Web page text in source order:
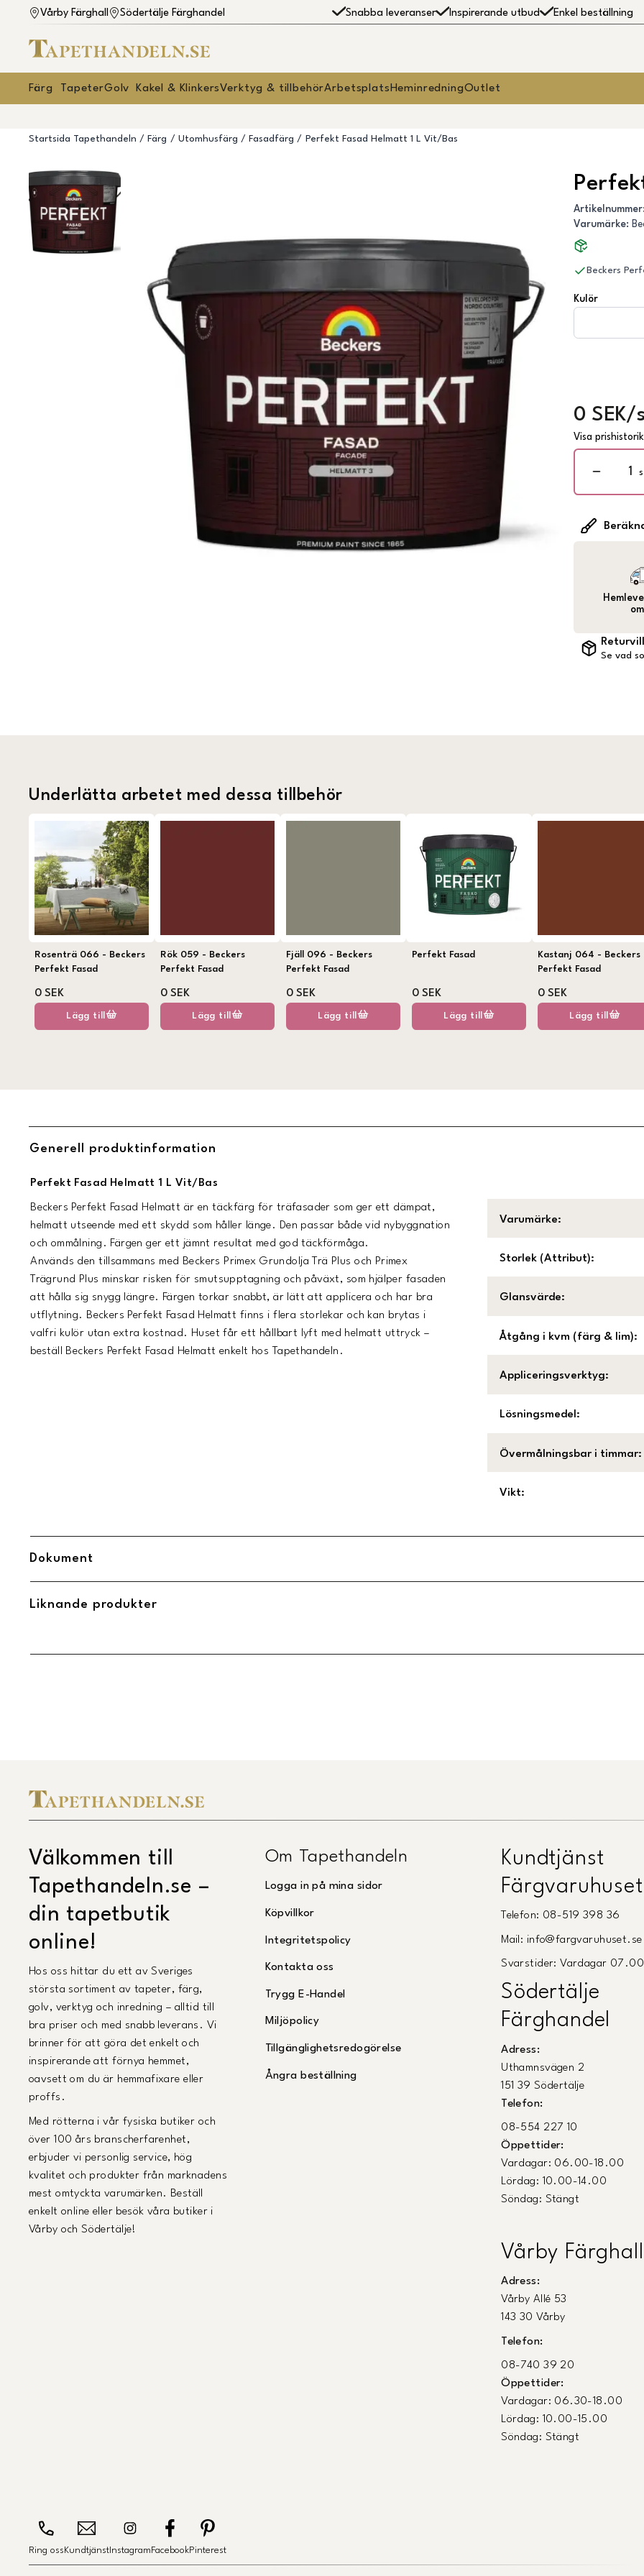
Vårby Färghall Södertälje Färghandel Snabba leveranser Inspirerande utbud Enkel beställning
Färg TapeterGolv Kakel & KlinkersVerktyg & tillbehörArbetsplats HeminredningOutlet
Startsida Tapethandeln Färg Utomhusfärg Fasadfärg Perfekt Fasad Helmatt 1 L Vit/Bas
Artikelnummer
Varumärke:
Beckers
Kulör
0 SEK/
Visa prishistorik
Se vad
Underlätta arbetet med dessa tillbehör
Rosenträ 066 - Beckers
Perfekt Fasad
0 SEK
Lägg till
Rök 059 - Beckers
Perfekt Fasad
0 SEK
Lägg till
Fjäll 096 - Beckers
Perfekt Fasad
0 SEK
Lägg till
Perfekt Fasad
0 SEK
Lägg till
Kastanj 064 - Beckers
Perfekt Fasad
0 SEK
Lägg till
Generell produktinformation
Perfekt Fasad Helmatt 1 L Vit/Bas
Beckers Perfekt Fasad Helmatt är en täckfärg för träfasader som ger ett dämpat,
helmatt utseende med ett skydd som håller länge. Den passar både vid nybyggnation
och ommålning. Färgen ger ett jämnt resultat med god täckförmåga.
Används den tillsammans med Beckers Primex Grundolja Trä Plus och Primex
Trägrund Plus minskar risken för smutsupptagning och påväxt, som hjälper fasaden
att hålla sig snygg längre. Färgen torkar snabbt, är lätt att applicera och har bra
utflytning. Beckers Perfekt Fasad Helmatt finns i flera storlekar och kan brytas i
valfri kulör utan extra kostnad. Huset får ett hållbart lyft med helmatt uttryck –
beställ Beckers Perfekt Fasad Helmatt enkelt hos Tapethandeln.
Varumärke:
Storlek (Attribut):
Glansvärde:
Åtgång i kvm (färg & lim):
Appliceringsverktyg:
Lösningsmedel:
Övermålningsbar i timmar:
Vikt:
Dokument
Liknande produkter
Välkommen till
Tapethandeln.se –
din tapetbutik
online!
Hos oss hittar du ett av Sveriges
största sortiment av tapeter, färg,
golv, verktyg och inredning – alltid till
bra priser och med snabb leverans. Vi
brinner för att göra det enkelt och
inspirerande att förnya hemmet,
oavsett om du är hemmafixare eller
proffs.
Med rötterna i vår fysiska butiker och
över 100 års branscherfarenhet,
erbjuder vi personlig service, hög
kvalitet och produkter från marknadens
mest omtyckta varumärken. Beställ
enkelt online eller besök våra butiker i
Vårby och Södertälje!
Om Tapethandeln
Logga in på mina sidor
Köpvillkor
Integritetspolicy
Kontakta oss
Trygg E-Handel
Miljöpolicy
Tillgänglighetsredogörelse
Ångra beställning
Kundtjänst
Telefon: 08-519 398 36
Mail: info@fargvaruhuset.se
Svarstider: Vardagar
Södertälje
Färghandel
Adress:
Uthamnsvägen 2
151 39 Södertälje
Telefon:
08-554 227 10
Öppettider:
Vardagar: 06.00-18.00
Lördag: 10.00-14.00
Söndag: Stängt
Vårby Färghall
Adress:
Vårby Allé 53
143 30 Vårby
Telefon:
08-740 39 20
Öppettider:
Vardagar: 06.30-18.00
Lördag: 10.00-15.00
Söndag: Stängt
Ring oss Kundtjänst Instagram FacebookPinterest